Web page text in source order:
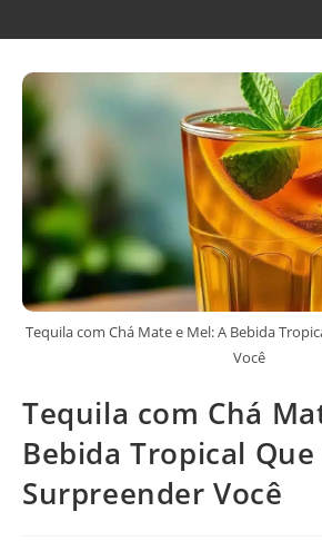
Tequila com Chá Mate e Mel: A Bebida
Você
Tequila com Chá
Bebida Tropical Que
Surpreender Você